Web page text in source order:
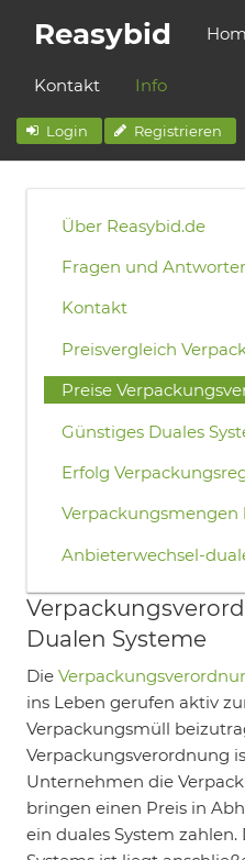
Reasybid
Kontakt Info
Login Registrieren
Über Reasybid.de
Fragen und
Kontakt
Preisvergleich
Preise
Günstiges Duales
Erfolg
Verpackungsmengen
Anbieterwechsel-
Dualen Systeme
Die
ins Leben gerufen aktiv
Verpackungsmüll
Verpackungsverordnung
Unternehmen die
bringen einen Preis in
ein duales System